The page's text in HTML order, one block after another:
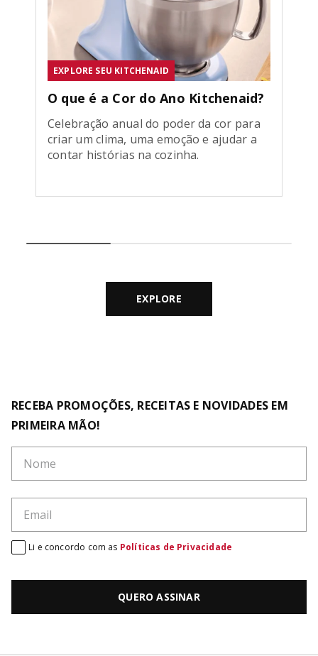
EXPLORE SEU KITCHENAID
O que é a Cor do Ano Kitchenaid?
Celebração anual do poder da cor para
criar um clima, uma emoção e ajudar a
contar histórias na cozinha.
EXPLORE
RECEBA PROMOÇÕES, RECEITAS E NOVIDADES EM
PRIMEIRA MÃO!
QUERO ASSINAR
Li e concordo com as Políticas de Privacidade